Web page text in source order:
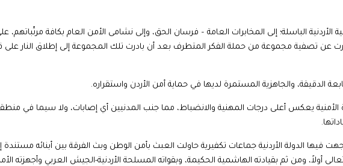
الأردنية الباسلة؛ إلى المخابرات العامة – فرسان الحق، وإلى نشامى الأمن العام بكافة مرتّباتهم،
عن تصفية مجموعة من حملة الفكر المتطرف بعد أن بادرت تلك المجموعة إلى إطلاق النار على
الدقيقة، والجاهزية المستمرة لديها في حماية أمن الأردن واستقراره.
الأمنية يعكس أعلى درجات المهنية والانضباط، مما جنب المدنيين أي إصابات، ولا سيما في
فيها الدولة الأردنية جماعات تكفيرية حاولت العبث بأمن الوطن وبث الفرقة بين أبنائه مستندة
أولاً، ومن ثم بقيادته الهاشمية الحكيمة، وبقواته المسلحة الأردنية-الجيش العربي وأجهزته